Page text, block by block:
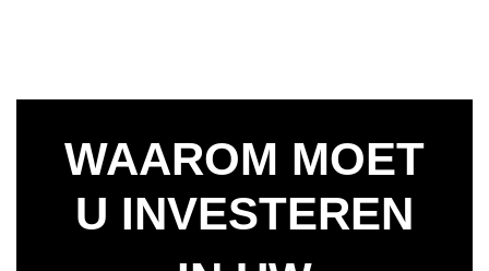
WAAROM MOET
U INVESTEREN